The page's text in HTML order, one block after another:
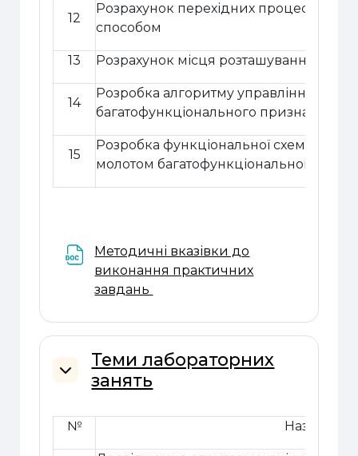
12
Розрахунок перехідних процесів
способом
13 Розрахунок місця розташування
14
Розробка алгоритму управління
багатофункціонального призначення
15
Розробка функціональної схеми
молотом багатофункціонального
Методичні вказівки до
виконання практичних
завдань
Згорнути
Теми лабораторних
занять
№ Назва